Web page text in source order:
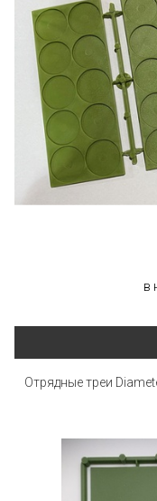
в
Отрядные треи